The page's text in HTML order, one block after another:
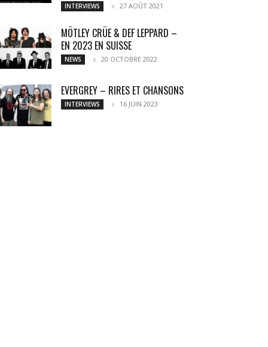
INTERVIEWS 27 AOÛT 2021
MÖTLEY CRÜE & DEF LEPPARD –
EN 2023 EN SUISSE
NEWS 20 OCTOBRE 2022
EVERGREY – RIRES ET CHANSONS
INTERVIEWS 16 JUIN 2023